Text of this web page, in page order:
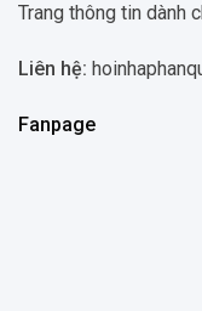
Trang thông tin dành
Liên hệ:
Fanpage